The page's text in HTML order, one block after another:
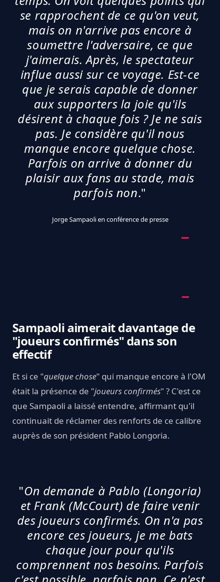
se rapprochent de ce qu'on veut,
mais on n'arrive pas encore à
soumettre l'adversaire, ce que
j'aimerais. Après, le spectateur
influe aussi sur ce voyage. Est-ce
que je serais capable de donner
aux supporters la joie qu'ils
désirent à chaque fois ? Je ne sais
pas. Je considère qu'il nous
manque encore quelque chose.
Parfois on arrive à donner du
plaisir aux fans au stade, mais
parfois non."
Jorge Sampaoli en conférence de presse
Sampaoli aimerait davantage de
"joueurs confirmés" dans son
effectif
Et si ce "quelque chose" qui manque encore à l'OM
était la présence de "joueurs confirmés" ? C'est ce
que Sampaoli a laissé entendre, affirmant qu'il
continuait de réclamer des renforts de ce calibre
auprès de son président Pablo Longoria.
"On demande à Pablo (Longoria)
et Frank (McCourt) de faire venir
des joueurs confirmés. On n'a pas
encore ces joueurs, je me bats
chaque jour pour qu'ils
comprennent nos besoins. Parfois